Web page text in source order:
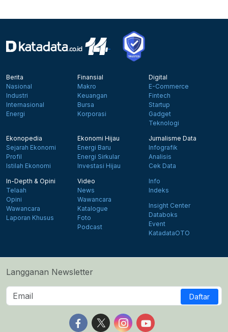
Berita
Nasional
Industri
Internasional
Energi
Finansial
Makro
Keuangan
Bursa
Korporasi
Digital
E-Commerce
Fintech
Startup
Gadget
Teknologi
Ekonopedia
Sejarah Ekonomi
Profil
Istilah Ekonomi
Ekonomi Hijau
Energi Baru
Energi Sirkular
Investasi Hijau
Jurnalisme Data
Infografik
Analisis
Cek Data
In-Depth & Opini
Telaah
Opini
Wawancara
Laporan Khusus
Video
News
Wawancara
Katalogue
Foto
Podcast
Info
Indeks
Insight Center
Databoks
Event
KatadataOTO
Langganan Newsletter
Daftar
Follow us on Facebook
Follow us on X
Follow us on Instagram
Follow us on